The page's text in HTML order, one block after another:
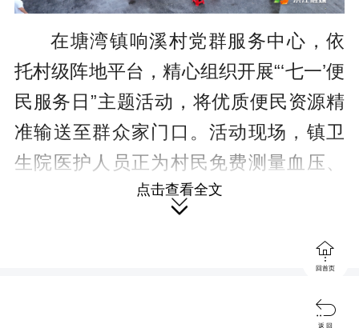
在塘湾镇响溪村党群服务中心，依
托村级阵地平台，精心组织开展“‘七一’便
民服务日”主题活动，将优质便民资源精
准输送至群众家门口。活动现场，镇卫
生院医护人员正为村民免费测量血压、
血糖，细致开展听诊问诊，针对老年人
等重点内容，一对一科普健康知识、解
社工依托阵地服务职能，重点为高龄老
点击查看全文


回首页

返 回